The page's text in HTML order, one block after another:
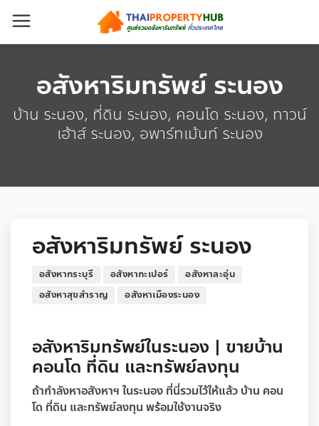
อสังหาริมทรัพย์ ระนอง
บ้าน ระนอง, ที่ดิน ระนอง, คอนโด ระนอง, ทาวน์
เฮ้าส์ ระนอง, อพาร์ทเม้นท์ ระนอง
อสังหาริมทรัพย์ ระนอง
อสังหากระบุรี อสังหากะเปอร์
อสังหาละอุ่น
อสังหาสุขสำราญ
อสังหาเมืองระนอง
อสังหาริมทรัพย์ในระนอง | ขายบ้าน
คอนโด ที่ดิน และทรัพย์ลงทุน
ถ้ากำลังหาอสังหาฯ ในระนอง ที่นี่รวมไว้ให้แล้ว บ้าน คอน
โด ที่ดิน และทรัพย์ลงทุน พร้อมใช้งานจริง